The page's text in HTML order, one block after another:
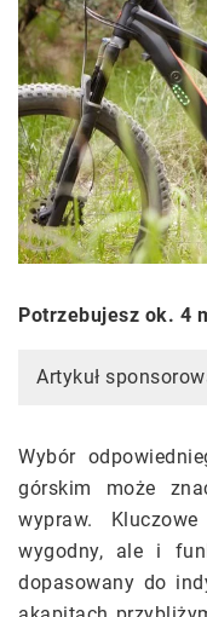
Potrzebujesz ok. 4
Artykuł
Wybór
górskim może
wypraw.
wygodny, ale i
dopasowany do